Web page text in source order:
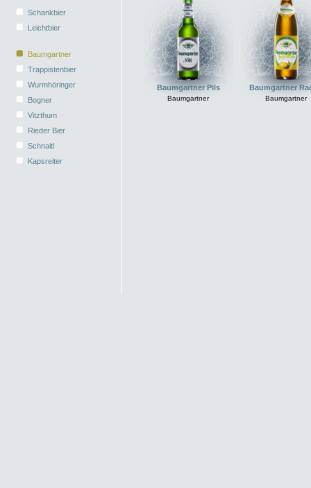
Schankbier
Leichtbier
Baumgartner
Trappistenbier
Wurmhöringer
Bogner
Vitzthum
Rieder Bier
Schnaitl
Kapsreiter
Baumgartner Pils
Baumgartner
Baumgartner
Baumgartner